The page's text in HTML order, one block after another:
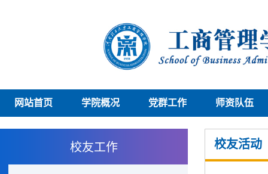
网站首页 学院概况 党群工作 师资队伍
校友工作 校友活动